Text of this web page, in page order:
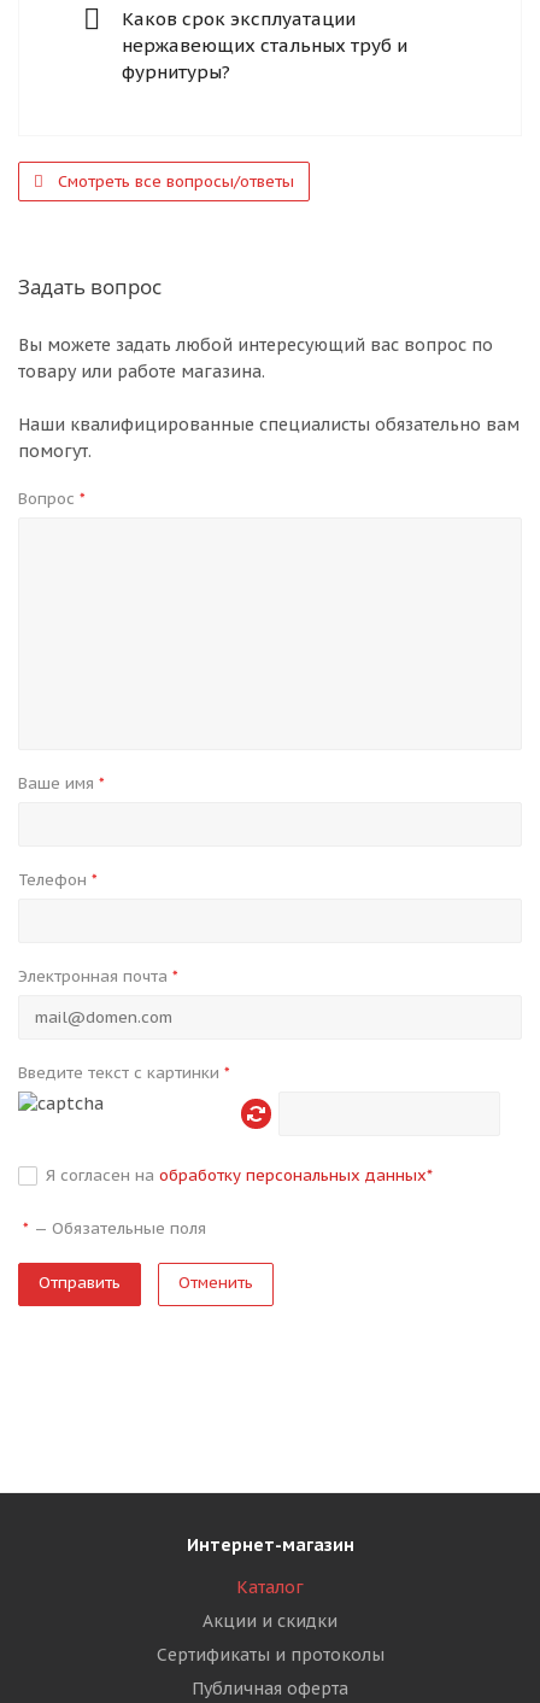
Каков срок эксплуатации
нержавеющих стальных труб и
фурнитуры?
Смотреть все вопросы/ответы
Задать вопрос
Вы можете задать любой интересующий вас вопрос по
товару или работе магазина.
Наши квалифицированные специалисты обязательно вам
помогут.
Вопрос *
Ваше имя *
Телефон *
Электронная почта *
Введите текст с картинки *
Я согласен на обработку персональных данных*
* — Обязательные поля
Отменить
Интернет-магазин
Каталог
Акции и скидки
Сертификаты и протоколы
Публичная оферта